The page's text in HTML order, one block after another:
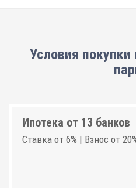
Условия
Ипотека от 13 банков
Ставка от 6% | Взнос от